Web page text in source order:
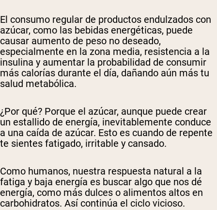
El consumo regular de productos endulzados con
azúcar, como las bebidas energéticas, puede
causar aumento de peso no deseado,
especialmente en la zona media, resistencia a la
insulina y aumentar la probabilidad de consumir
más calorías durante el día, dañando aún más tu
salud metabólica.
¿Por qué? Porque el azúcar, aunque puede crear
un estallido de energía, inevitablemente conduce
a una caída de azúcar. Esto es cuando de repente
te sientes fatigado, irritable y cansado.
Como humanos, nuestra respuesta natural a la
fatiga y baja energía es buscar algo que nos dé
energía, como más dulces o alimentos altos en
carbohidratos. Así continúa el ciclo vicioso.